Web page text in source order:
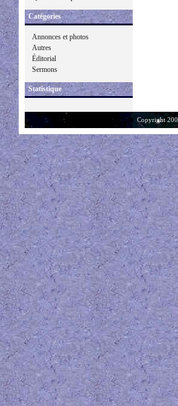
Catégories
Annonces et photos
Autres
Éditorial
Sermons
Statistique
Copyright